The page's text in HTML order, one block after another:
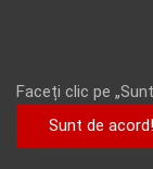
Faceți clic pe
Sunt de acord!